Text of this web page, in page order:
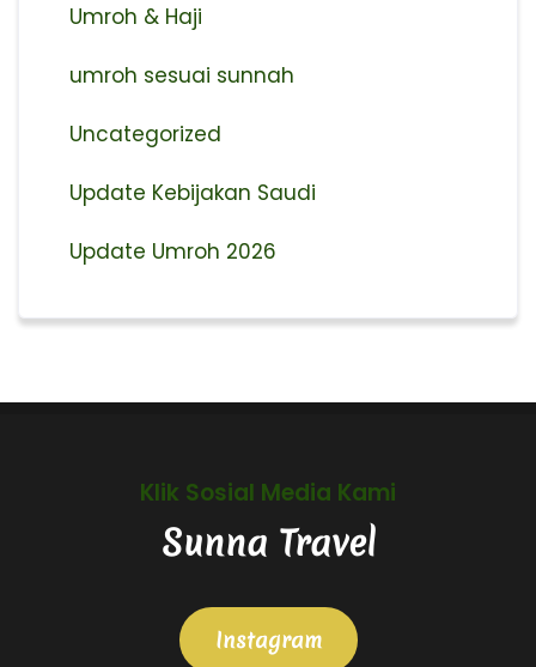
Umroh & Haji
umroh sesuai sunnah
Uncategorized
Update Kebijakan Saudi
Update Umroh 2026
Klik Sosial Media Kami
Sunna Travel
Instagram